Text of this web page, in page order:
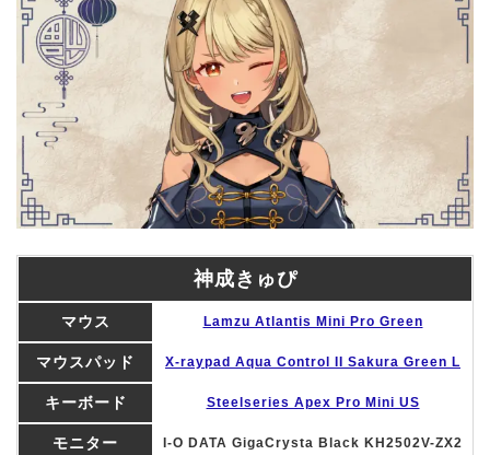
神成きゅぴ
マウス Lamzu Atlantis Mini Pro Green
マウスパッド X-raypad Aqua Control II Sakura Green L
キーボード Steelseries Apex Pro Mini US
モニター I-O DATA GigaCrysta Black KH2502V-ZX2